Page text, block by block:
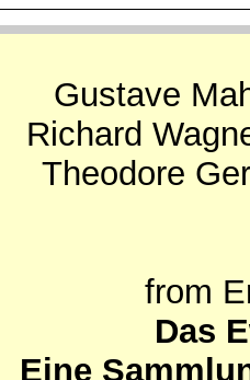
Gustave
Richard
Theodore
from
Das
Eine